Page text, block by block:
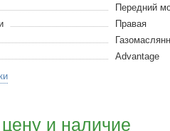
Передний
Правая
Advantage
и наличие